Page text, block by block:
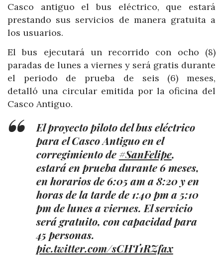
Casco antiguo el bus eléctrico, que estará
prestando sus servicios de manera gratuita a
los usuarios.
El bus ejecutará un recorrido con ocho (8)
paradas de lunes a viernes y será gratis durante
el periodo de prueba de seis (6) meses,
detalló una circular emitida por la oficina del
Casco Antiguo.
El proyecto piloto del bus eléctrico
para el Casco Antiguo en el
corregimiento de#SanFelipe,
estará en prueba durante 6 meses,
en horarios de 6:05 am a 8:20 y en
horas de la tarde de 1:40 pm a 5:10
pm de lunes a viernes. El servicio
será gratuito, con capacidad para
45 personas.
pic.twitter.com/sCHT1RZfax